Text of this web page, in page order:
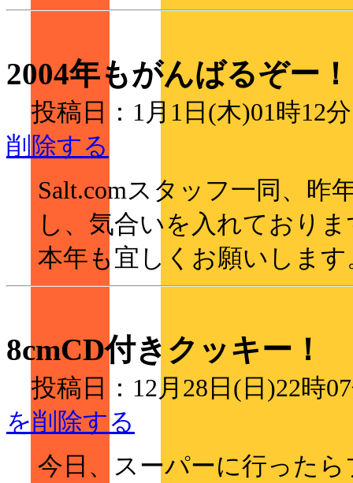
2004年もがんばるぞー！
投稿日：1月1日(木)01時12
削除する
Salt.comスタッフ一同、昨
し、気合いを入れており
本年も宜しくお願いします
8cmCD付きクッキー！
投稿日：12月28日(日)22時
を削除する
今日、スーパーに行った